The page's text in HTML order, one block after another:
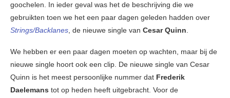
goochelen. In ieder geval was het de beschrijving die we
gebruikten toen we het een paar dagen geleden hadden over
Strings/Backlanes, de nieuwe single van Cesar Quinn.
We hebben er een paar dagen moeten op wachten, maar bij de
nieuwe single hoort ook een clip. De nieuwe single van Cesar
Quinn is het meest persoonlijke nummer dat Frederik
Daelemans tot op heden heeft uitgebracht. Voor de